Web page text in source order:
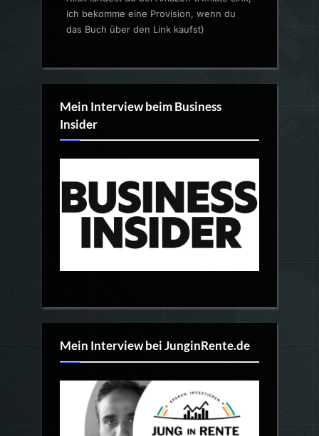
ich bekomme eine Provision, wenn du
das Buch über den Link kaufst)
Mein Interview beim Business
Insider
Mein Interview bei JunginRente.de